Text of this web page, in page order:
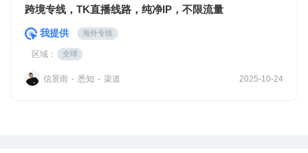
跨境专线，TK直播线路，纯净IP，不限流量
我提供 海外专线
区域： 全球
信景雨 - 悉知 - 渠道 2025-10-24